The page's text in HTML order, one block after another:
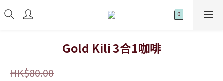
Gold Kili 3合1咖啡
HK$80.00